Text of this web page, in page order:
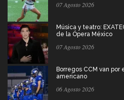
07 Agosto 2026
Música y teatro:
de la Ópera México
07 Agosto 2026
Borregos CCM van
americano
06 Agosto 2026